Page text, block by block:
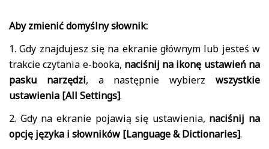
Aby zmienić domyślny słownik:
1. Gdy znajdujesz się na ekranie głównym lub jesteś w
trakcie czytania e-booka, naciśnij na ikonę ustawień na
pasku narzędzi, a następnie wybierzwszystkie
ustawienia [All Settings].
2. Gdy na ekranie pojawią się ustawienia, naciśnij na
opcję języka i słowników [Language & Dictionaries].